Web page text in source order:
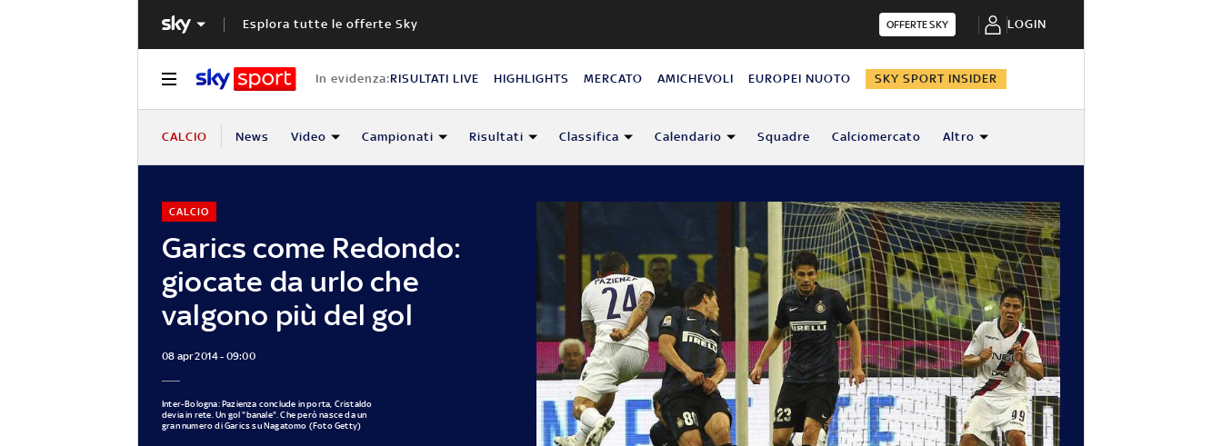
Esplora tutte le offerte Sky OFFERTE SKY LOGIN
In evidenza:RISULTATI LIVE HIGHLIGHTS MERCATO AMICHEVOLI EUROPEI NUOTO SKY SPORT INSIDER
CALCIO News Video Campionati Risultati Classifica Calendario Squadre Calciomercato Altro
Garics come Redondo:
giocate da urlo che
valgono più del gol
CALCIO
08 apr 2014 - 09:00
Inter-Bologna: Pazienza conclude in porta, Cristaldo
devia in rete. Un gol "banale". Che però nasce da un
gran numero di Garics su Nagatomo (Foto Getty)